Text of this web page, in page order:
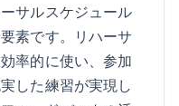
サルスケジュール
素です。リハーサ
率的に使い、参加
した練習が実現し